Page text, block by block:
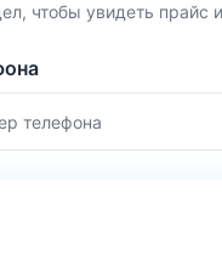
чтобы увидеть прайс